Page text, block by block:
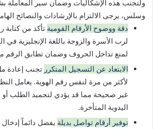
ولتجنب هذه الإشكاليات وضمان سير المعاملة
وسلس، يرجى الالتزام بالإرشادات والنصائح
دقة ووضوح الأرقام القومية تأكد من كتابة
لرب الأسرة والزوجة باللغة الإنجليزية في
لمنع تداخل الحروف وضمان تطابق الرقم
الابتعاد عن التسجيل المتكرر تجنب إعادة
لأكثر من مرة لنفس رقم الهوية. يعامل
غير صحيحة مما قد يؤدي لتجميد الطلب أو
اليدوية المتأخرة.
توفير أرقام تواصل بديلة يفضل دائماً